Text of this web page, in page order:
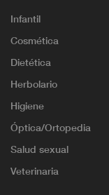
Infantil
Cosmética
Dietética
Herbolario
Higiene
Óptica/Ortopedia
Salud sexual
Veterinaria